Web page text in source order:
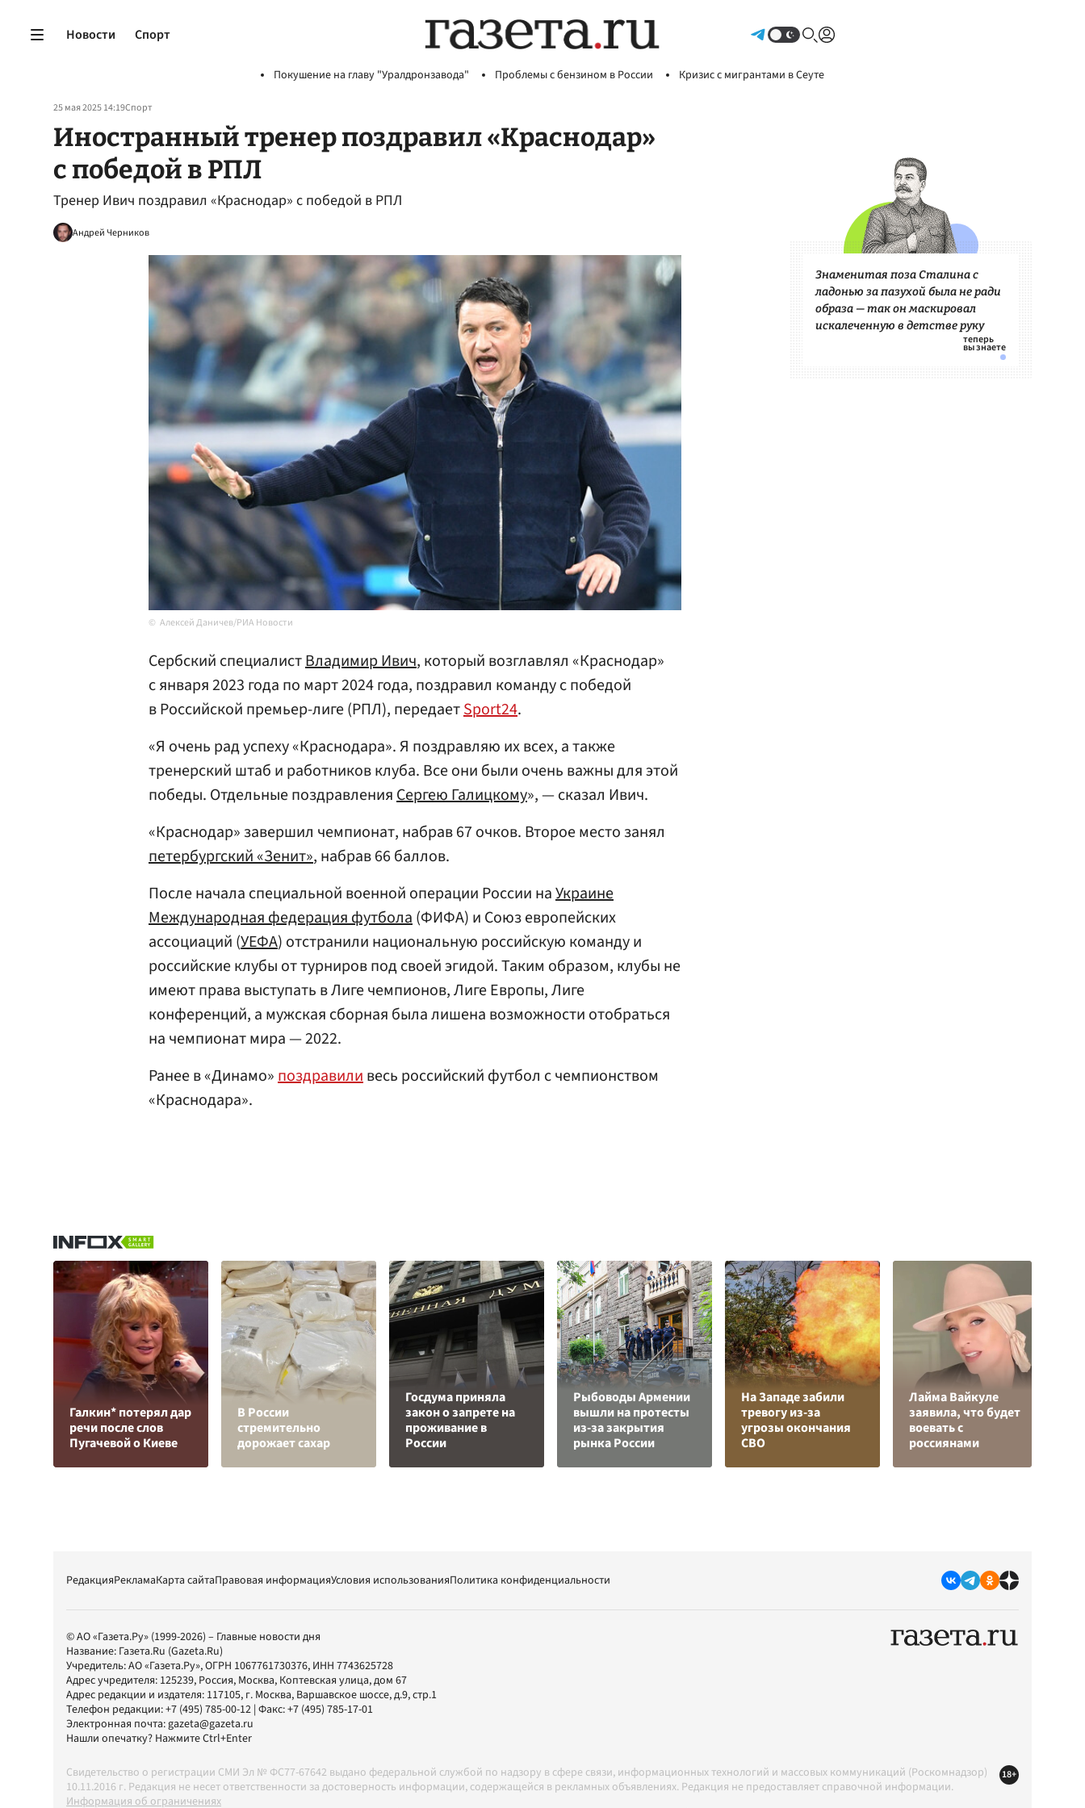
Новости Спорт
Покушение на главу "Уралдронзавода" Проблемы с бензином в России Кризис с мигрантами в Сеуте
25 мая 2025 14:19Спорт
Иностранный тренер поздравил «Краснодар»
с победой в РПЛ
Тренер Ивич поздравил «Краснодар» с победой в РПЛ
Андрей Черников
Алексей Даничев/РИА Новости
Сербский специалистВладимир Ивич, который возглавлял «Краснодар»
с января 2023 года по март 2024 года, поздравил команду с победой
в Российской премьер-лиге (РПЛ), передаетSport24.
«Я очень рад успеху «Краснодара». Я поздравляю их всех, а также
тренерский штаб и работников клуба. Все они были очень важны для этой
победы. Отдельные поздравленияСергею Галицкому», — сказал Ивич.
«Краснодар» завершил чемпионат, набрав 67 очков. Второе место занял
петербургский «Зенит», набрав 66 баллов.
После начала специальной военной операции России наУкраине
Международная федерация футбола(ФИФА) и Союз европейских
ассоциаций (УЕФА) отстранили национальную российскую команду и
российские клубы от турниров под своей эгидой. Таким образом, клубы не
имеют права выступать в Лиге чемпионов, Лиге Европы, Лиге
конференций, а мужская сборная была лишена возможности отобраться
на чемпионат мира — 2022.
Ранее в «Динамо»поздравиливесь российский футбол с чемпионством
«Краснодара».
Знаменитая поза Сталина с
ладонью за пазухой была не ради
образа — так он маскировал
искалеченную в детстве руку
Галкин* потерял дар
речи после слов
Пугачевой о Киеве
В России
стремительно
дорожает сахар
Госдума приняла
закон о запрете на
проживание в
России
Рыбоводы Армении
вышли на протесты
из-за закрытия
рынка России
На Западе забили
тревогу из-за
угрозы окончания
СВО
Лайма Вайкуле
заявила, что будет
воевать с
россиянами
РедакцияРекламаКарта сайтаПравовая информацияУсловия использованияПолитика конфиденциальности
© АО «Газета.Ру» (1999-2026) – Главные новости дня
Название: Газета.Ru (Gazeta.Ru)
Учредитель:АО «Газета.Ру», ОГРН 1067761730376, ИНН 7743625728
Адрес учредителя: 125239, Россия, Москва, Коптевская улица, дом 67
Адрес редакции и издателя: 117105, г. Москва, Варшавское шоссе, д.9, стр.1
Телефон редакции:+7 (495) 785-00-12 | Факс:+7 (495) 785-17-01
Электронная почта:gazeta@gazeta.ru
Нашли опечатку? Нажмите Ctrl+Enter
Свидетельство о регистрации СМИ Эл № ФС77-67642 выдано федеральной службой по надзору в сфере связи, информационных технологий и массовых коммуникаций (Роскомнадзор)
10.11.2016 г. Редакция не несет ответственности за достоверность информации, содержащейся в рекламных объявлениях. Редакция не предоставляет справочной информации.
Информация об ограничениях
18+